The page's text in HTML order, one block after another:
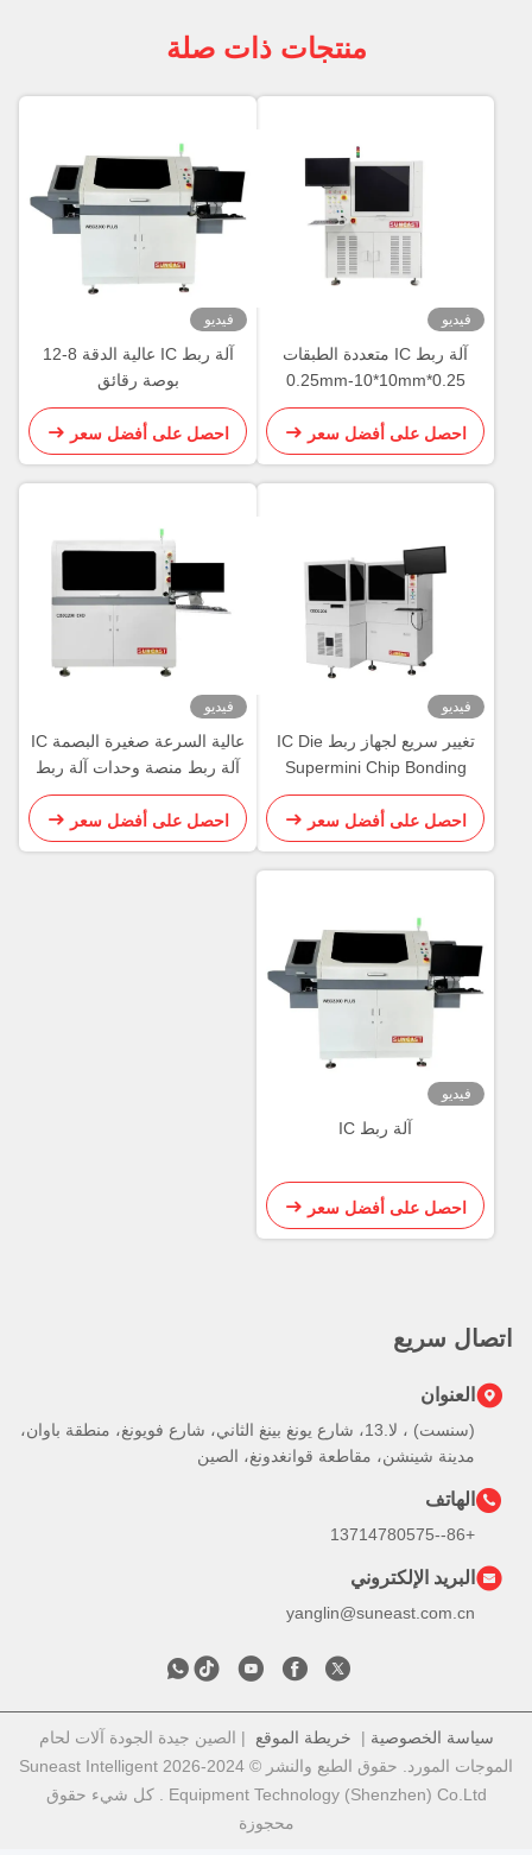
منتجات ذات صلة
آلة ربط IC متعددة الطبقات
0.25*0.25mm-10*10mm
المسامير
أفضل سعر
آلة ربط IC عالية الدقة 8-12
بوصة رقائق
احصل على أفضل سعر
تغيير سريع لجهاز ربط IC Die
Supermini
أفضل سعر
عالية السرعة صغيرة البصمة IC
آلة ربط منصة وحدات آلة ربط
الموت
احصل على أفضل سعر
أفضل سعر
(سنست) ، لا.13، شارع يونغ بينغ الثاني، شارع فويونغ، منطقة باوان،
مقاطعة قوانغدونغ، الصين
|خريطة الموقع| الصين جيدة الجودة آلات لحام
الموجات المورد. حقوق الطبع والنشر © 2024-2026 Suneast Intelligent
Equipment Technology (Shenzhen) Co.Ltd . كل شيء حقوق